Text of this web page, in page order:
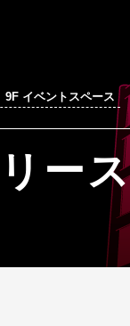
9F イベントスペース
ー